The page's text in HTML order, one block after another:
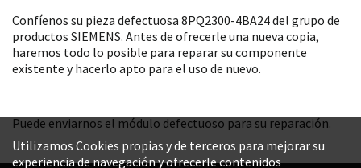
Confíenos su pieza defectuosa 8PQ2300-4BA24 del grupo de
productos SIEMENS. Antes de ofrecerle una nueva copia,
haremos todo lo posible para reparar su componente
existente y hacerlo apto para el uso de nuevo.
Puede enviarnos el módulo defectuoso para su reparación.
Utilizamos Cookies propias y de terceros para mejorar su
experiencia de navegación y ofrecerle contenidos